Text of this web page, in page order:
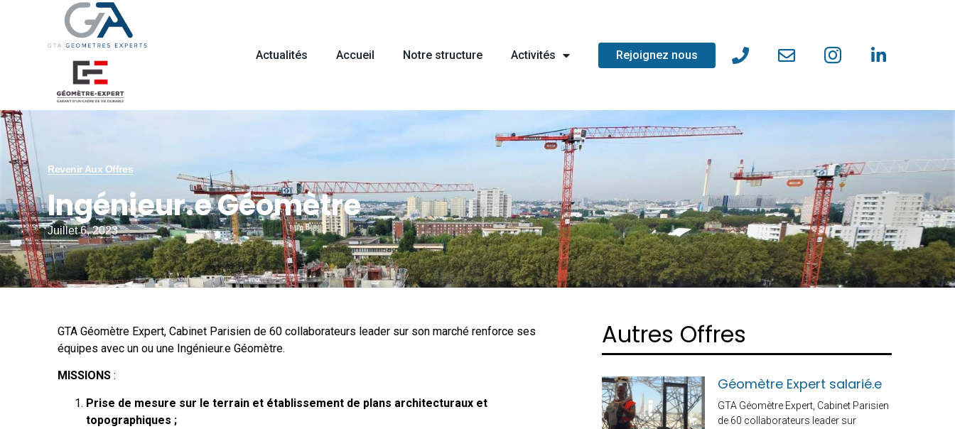
Actualités Accueil Notre structure Activités Rejoignez nous
Revenir Aux Offres
Ingénieur.e Géomètre
Juillet 6, 2023
GTA Géomètre Expert, Cabinet Parisien de 60 collaborateurs leader sur son marché renforce ses
équipes avec un ou une Ingénieur.e Géomètre.
MISSIONS:
Prise de mesure sur le terrain et établissement de plans architecturaux et
topographiques ;
Autres Offres
Géomètre Expert salarié.e
GTA Géomètre Expert, Cabinet Parisien
de 60 collaborateurs leader sur